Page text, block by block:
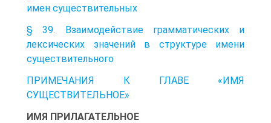
имен существительных
§ 39. Взаимодействие грамматических и
лексических значений в структуре имени
существительного
ПРИМЕЧАНИЯ К ГЛАВЕ «ИМЯ
СУЩЕСТВИТЕЛЬНОЕ»
ИМЯ ПРИЛАГАТЕЛЬНОЕ